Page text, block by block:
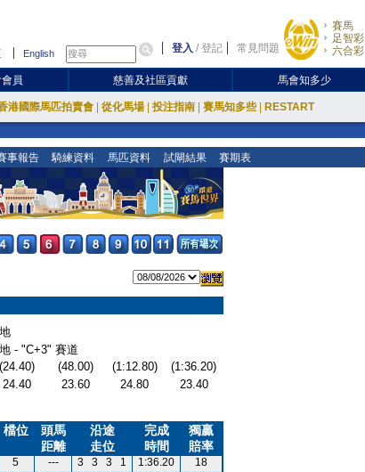
English 登入 /登記 常見問題
賽馬
足智彩
六合彩
員 慈善及社區貢獻 馬會知多少
港國際馬匹拍賣會 從化馬場 投注指南 賽馬知多些 RESTART
事報告 騎練資料 馬匹資料 試閘結果 賽期表
- "C+3" 賽道
(24.40) (48.00) (1:12.80)
(1:36.20)
24.40 23.60 24.80
23.40
檔位
頭馬
距離
沿途
走位
完成
時間
獨贏
賠率
5 --- 3 3 3 1 1:36.20
18